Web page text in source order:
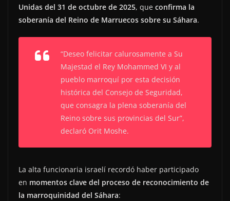
Unidas del 31 de octubre de 2025, que confirma la
soberanía del Reino de Marruecos sobre su Sáhara.
“Deseo felicitar calurosamente a Su
Majestad el Rey Mohammed VI y al
pueblo marroquí por esta decisión
histórica del Consejo de Seguridad,
que consagra la plena soberanía del
Reino sobre sus provincias del Sur”,
declaró Orit Moshe.
La alta funcionaria israelí recordó haber participado
en momentos clave del proceso de reconocimiento de
la marroquinidad del Sáhara: